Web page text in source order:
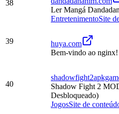
38
Ler Mangá
EntretenimentoSite
39
huya.com
Bem-vindo ao nginx!
40
Shadow Fight 2
Desbloqueado)
JogosSite de